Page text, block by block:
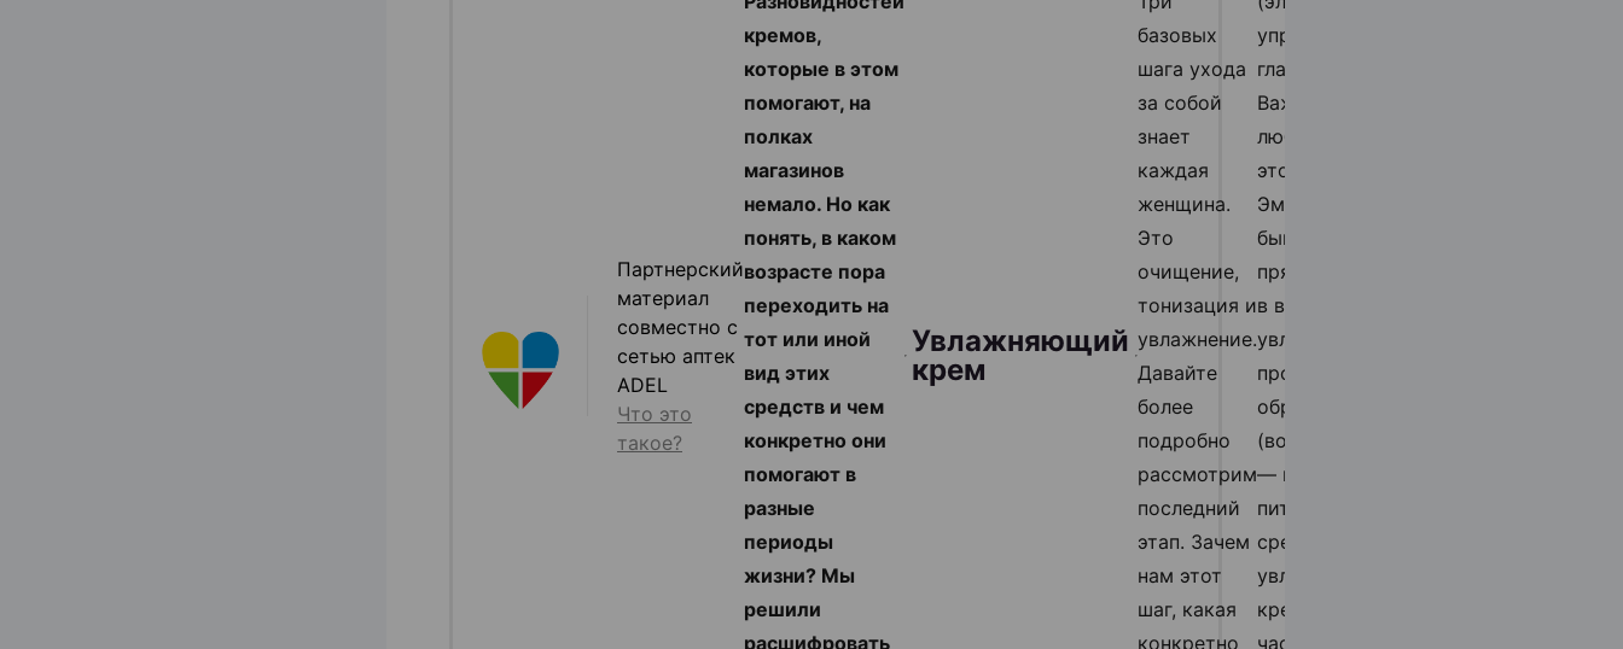
Партнерский
материал
совместно с
сетью аптек
ADEL
Что это
такое?
кремов,
которые в этом
помогают, на
полках
магазинов
немало. Но как
понять, в каком
возрасте пора
переходить на
тот или иной
вид этих
средств и чем
конкретно они
помогают в
разные
периоды
жизни? Мы
решили
расшифровать
Увлажняющий
крем
базовых
шага ухода
за собой
знает
каждая
женщина.
Это
очищение,
тонизация и
увлажнение.
Давайте
более
подробно
рассмотрим
последний
этап. Зачем
нам этот
шаг, какая
конкретно
упругость,
гладкость).
Важно знать, что
любой крем —
это эмульсия.
Эмульсии
бывают
прямыми (масло
в воде) — легкие
увлажняющие
продукты, и
обратными
(вода в масле)
— насыщенные
питательные
средства. В
увлажняющем
креме большую
часть